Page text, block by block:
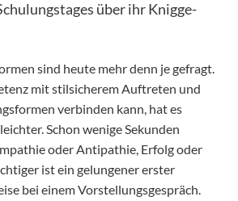
über ihr Knigge-
sind heute mehr denn je gefragt.
mit stilsicherem Auftreten und
verbinden kann, hat es
Schon wenige Sekunden
oder Antipathie, Erfolg oder
ist ein gelungener erster
bei einem Vorstellungsgespräch.